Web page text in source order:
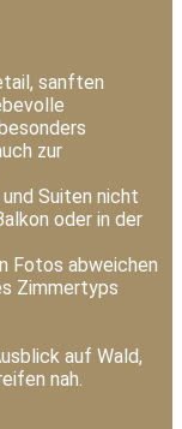
sanften
zur
Suiten nicht
oder in der
Fotos abweichen
Zimmertyps
auf Wald,
nah.